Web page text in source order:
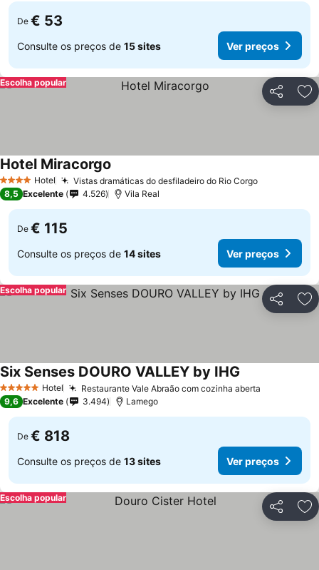
De € 53
Consulte os preços de 15 sites Ver preços
Partilhar
Escolha popular
4 EstrelasHotel Vistas dramáticas do desfiladeiro do Rio Corgo
Hotel Miracorgo
8,5 Excelente 4.526 Vila Real
De € 115
Consulte os preços de 14 sites Ver preços
Partilhar
Escolha popular
5 Estrelas Hotel Restaurante Vale Abraão com cozinha aberta
Six Senses DOURO VALLEY by IHG
9,6 Excelente 3.494 Lamego
De € 818
Consulte os preços de 13 sites Ver preços
Partilhar
Escolha popular